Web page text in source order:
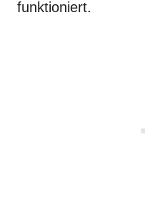
funktioniert.